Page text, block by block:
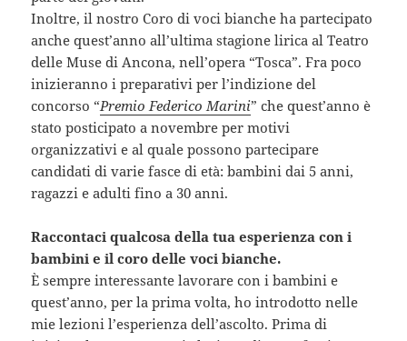
Inoltre, il nostro Coro di voci bianche ha partecipato
anche quest’anno all’ultima stagione lirica al Teatro
delle Muse di Ancona, nell’opera “Tosca”. Fra poco
inizieranno i preparativi per l’indizione del
concorso “Premio Federico Marini” che quest’anno è
stato posticipato a novembre per motivi
organizzativi e al quale possono partecipare
candidati di varie fasce di età: bambini dai 5 anni,
ragazzi e adulti fino a 30 anni.
Raccontaci qualcosa della tua esperienza con i
bambini e il coro delle voci bianche.
È sempre interessante lavorare con i bambini e
quest’anno, per la prima volta, ho introdotto nelle
mie lezioni l’esperienza dell’ascolto. Prima di